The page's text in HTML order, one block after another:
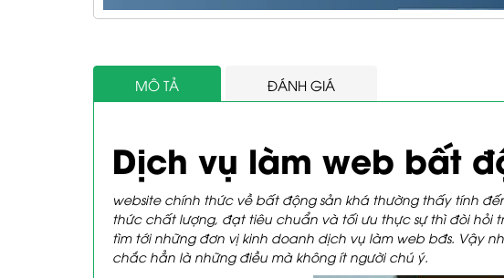
MÔ TẢ ĐÁNH GIÁ
Dịch vụ làm web bất
website chính thức về bất động sản khá thường thấy tính
thức chất lượng, đạt tiêu chuẩn và tối ưu thực sự thì đòi hỏi
tìm tới những đơn vị kinh doanh dịch vụ làm web bđs. Vậy
chắc hẳn là những điều mà không ít người chú ý.